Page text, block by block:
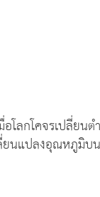
ลกโคจรเปลี่ยน
นแปลงอุณหภูมิบ